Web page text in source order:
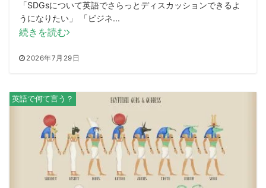
「SDGsについて英語でさらっとディスカッションできるよ
うになりたい」 「ビジネ...
2026年7月29日
続きを読む
英語で何て言う？